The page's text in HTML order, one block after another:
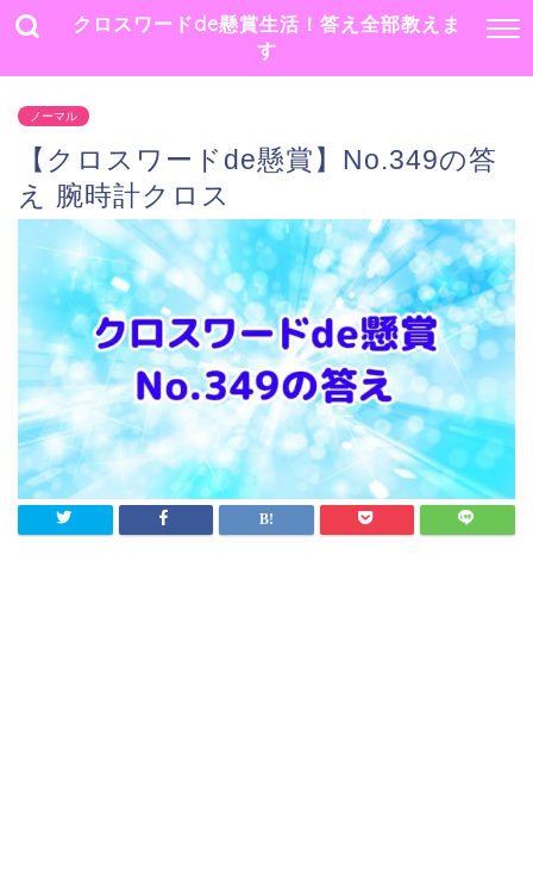
クロスワードde懸賞生活！答え全部教えま
す
ノーマル
【クロスワードde懸賞】No.349の答
え 腕時計クロス